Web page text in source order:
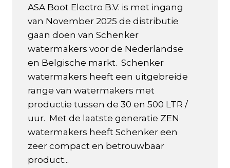
ASA Boot Electro B.V. is met ingang
van November 2025 de distributie
gaan doen van Schenker
watermakers voor de Nederlandse
en Belgische markt. Schenker
watermakers heeft een uitgebreide
range van watermakers met
productie tussen de 30 en 500 LTR /
uur. Met de laatste generatie ZEN
watermakers heeft Schenker een
zeer compact en betrouwbaar
product...